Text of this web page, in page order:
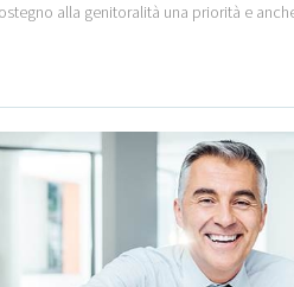
alla genitoralità una priorità e